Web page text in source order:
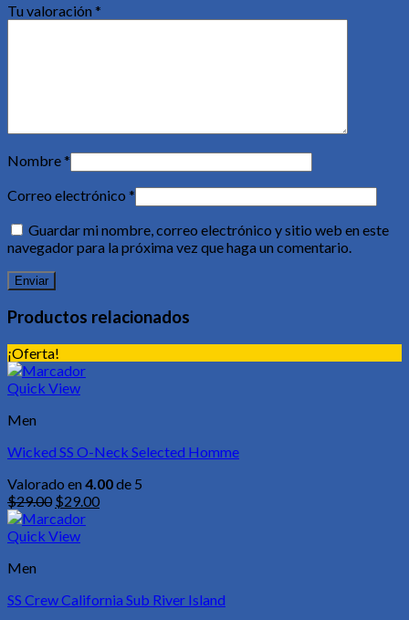
Tu valoración*
Nombre*
Correo electrónico *
Guardar mi nombre, correo electrónico y sitio web en este
navegador para la próxima vez que haga un comentario.
Productos relacionados
¡Oferta!
Quick View
Men
Wicked SS O-Neck Selected Homme
Valorado en4.00de 5
$29.00 Original
price
was:
$29.00Current
Quick View
Men
SS Crew California Sub River Island